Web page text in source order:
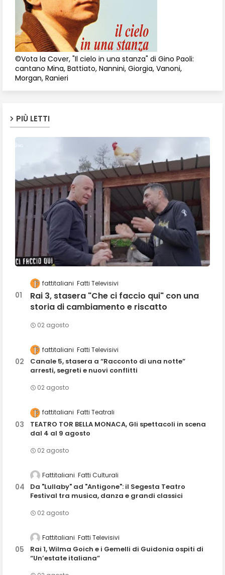
©Vota la Cover, "Il cielo in una stanza" di Gino Paoli:
cantano Mina, Battiato, Nannini, Giorgia, Vanoni,
Morgan, Ranieri
PIÙ LETTI
fattitaliani Fatti Televisivi
Rai 3, stasera "Che ci faccio qui" con una
storia di cambiamento e riscatto
02 agosto
fattitaliani Fatti Televisivi
Canale 5, stasera a “Racconto di una notte”
arresti, segreti e nuovi conflitti
02 agosto
fattitaliani Fatti Teatrali
TEATRO TOR BELLA MONACA, Gli spettacoli in scena
dal 4 al 9 agosto
02 agosto
Fattitaliani Fatti Culturali
Da "Lullaby" ad "Antigone": il Segesta Teatro
Festival tra musica, danza e grandi classici
02 agosto
Fattitaliani Fatti Televisivi
Rai 1, Wilma Goich e i Gemelli di Guidonia ospiti di
“Un’estate italiana”